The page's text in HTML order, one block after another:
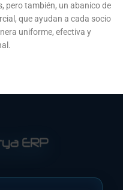
pero también, un abanico de
que ayudan a cada socio
uniforme, efectiva y